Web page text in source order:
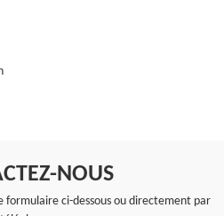
NOUS
formulaire ci-dessous ou directement par